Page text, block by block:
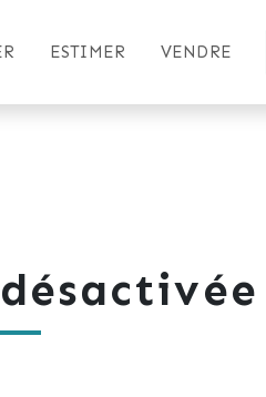
ESTIMER VENDRE